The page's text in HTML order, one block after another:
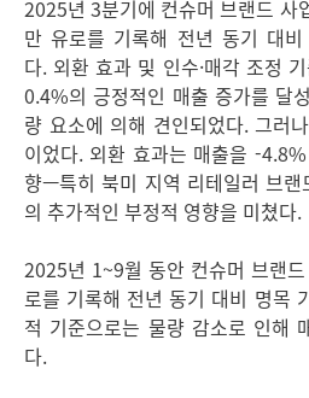
2025년 3분기에 컨슈머 브랜드 사
만 유로를 기록해 전년 동기 대
다. 외환 효과 및 인수·매각 조정
0.4%의 긍정적인 매출 증가를 달
량 요소에 의해 견인되었다. 그러
이었다. 외환 효과는 매출을 -
향—특히 북미 지역 리테일러 브
의 추가적인 부정적 영향을 미쳤다.
2025년 1~9월 동안 컨슈머 브랜
로를 기록해 전년 동기 대비 명목
적 기준으로는 물량 감소로 인해
다.